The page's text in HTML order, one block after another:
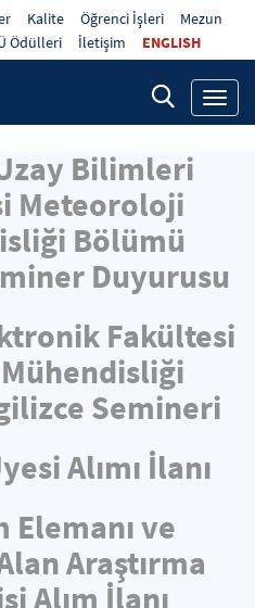
Kalite Öğrenci İşleri
Mezun
Ödülleri İletişim ENGLISH
Bilimleri
Meteoroloji
Bölümü
Duyurusu
Fakültesi
Semineri
Alımı İlanı
Elemanı ve
Araştırma
Alım İlanı